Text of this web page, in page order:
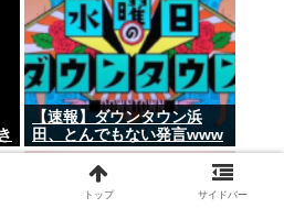
【速報】ダウンタウン浜
田、とんでもない発言www
トップ サイドバー